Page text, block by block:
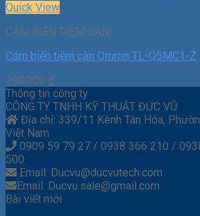
Quick View
CẢM BIẾN TIỆM CẬN
Cảm biến tiệm cận Omron TL-Q5MC1-Z
290.000 ₫
Thông tin công ty
CÔNG TY TNHH KỸ THUẬT ĐỨC VŨ
Địa chỉ: 339/11 Kênh Tân Hóa,
Việt Nam
0909 59 79 27 / 0938 366 210 /
500
Email: Ducvu@ducvutech.com
Email: Ducvu.sale@gmail.com
Bài viết mới